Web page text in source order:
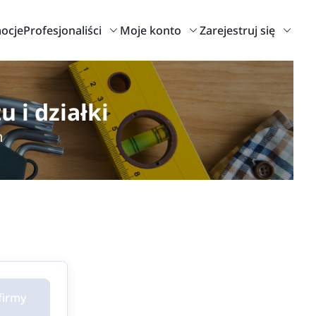
Profesjonaliści Moje konto Zarejestruj się
i działki